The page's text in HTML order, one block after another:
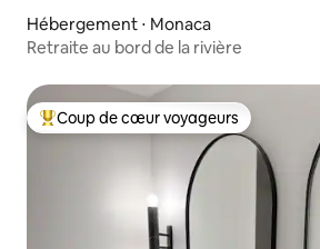
Hébergement ⋅ Monaca
Retraite au bord de la rivière
Coups de cœur voyageurs les plus
Coup de cœur voyageurs